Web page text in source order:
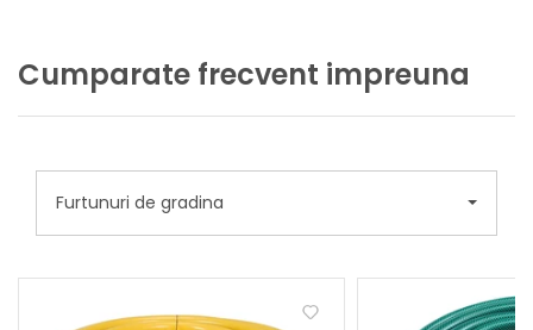
Cumparate frecvent impreuna
Furtunuri de gradina